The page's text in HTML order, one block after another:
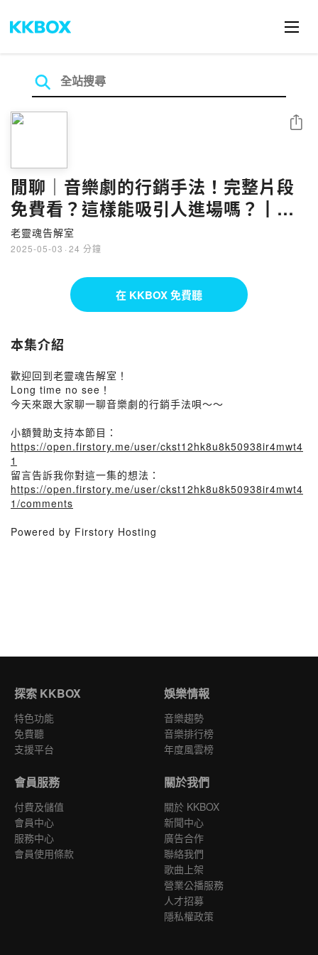
閒聊｜音樂劇的行銷手法！完整片段
免費看？這樣能吸引人進場嗎？┃老
靈魂告解室Ep170
老靈魂告解室
2025-05-03 · 24 分鐘
分享
在 KKBOX 免費聽
本集介紹
歡迎回到老靈魂告解室！
Long time no see！
今天來跟大家聊一聊音樂劇的行銷手法唄～～
小額贊助支持本節目：
https://open.firstory.me/user/ckst12hk8u8k50938ir4mwt4
1
留言告訴我你對這一集的想法：
https://open.firstory.me/user/ckst12hk8u8k50938ir4mwt4
1/comments
Powered by Firstory Hosting
探索 KKBOX
特色功能
免費聽
支援平台
娛樂情報
音樂趨勢
音樂排行榜
年度風雲榜
會員服務
付費及儲值
會員中心
服務中心
會員使用條款
關於我們
關於 KKBOX
新聞中心
廣告合作
聯絡我們
歌曲上架
營業公播服務
人才招募
隱私權政策